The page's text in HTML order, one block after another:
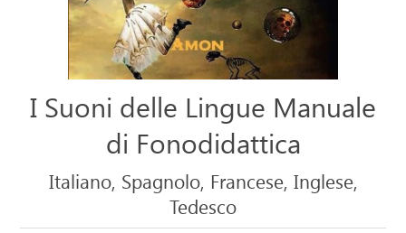
I Suoni delle Lingue Manuale
di Fonodidattica
Italiano, Spagnolo, Francese, Inglese,
Tedesco